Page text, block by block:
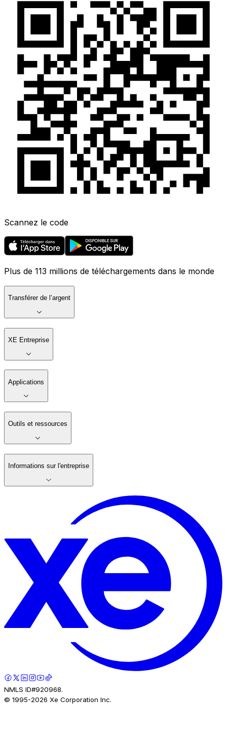
Scannez le code
Plus de 113 millions de téléchargements dans le monde
Transférer de l’argent
XE Entreprise
Applications
Outils et ressources
Informations sur l'entreprise
NMLS ID#920968.
© 1995-2026 Xe Corporation Inc.